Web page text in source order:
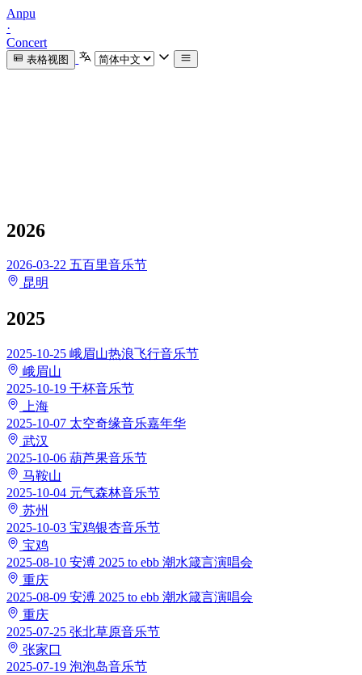
Anpu
·
Concert
表格视图
2026
2026-03-22 五百里音乐节
昆明
2025
2025-10-25 峨眉山热浪飞行音乐节
峨眉山
2025-10-19 干杯音乐节
上海
2025-10-07 太空奇缘音乐嘉年华
武汉
2025-10-06 葫芦果音乐节
马鞍山
2025-10-04 元气森林音乐节
苏州
2025-10-03 宝鸡银杏音乐节
宝鸡
2025-08-10 安溥 2025 to ebb 潮水箴言演唱会
重庆
2025-08-09 安溥 2025 to ebb 潮水箴言演唱会
重庆
2025-07-25 张北草原音乐节
张家口
2025-07-19 泡泡岛音乐节